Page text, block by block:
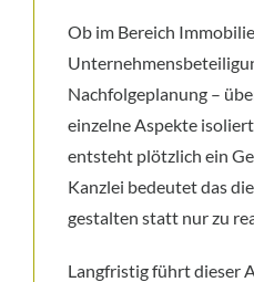
Ob im Bereich
Nachfolgeplanung –
einzelne Aspekte
entsteht plötzlich ein
Kanzlei bedeutet das
gestalten statt nur zu
Langfristig führt dieser